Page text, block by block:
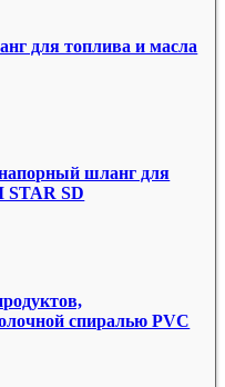
для топлива и масла
шланг для
STAR SD
спиралью PVC